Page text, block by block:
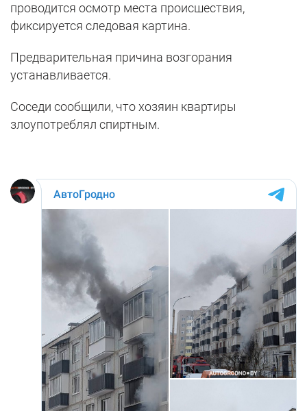
проводится осмотр места происшествия,
фиксируется следовая картина.
Предварительная причина возгорания
устанавливается.
Соседи сообщили, что хозяин квартиры
злоупотреблял спиртным.